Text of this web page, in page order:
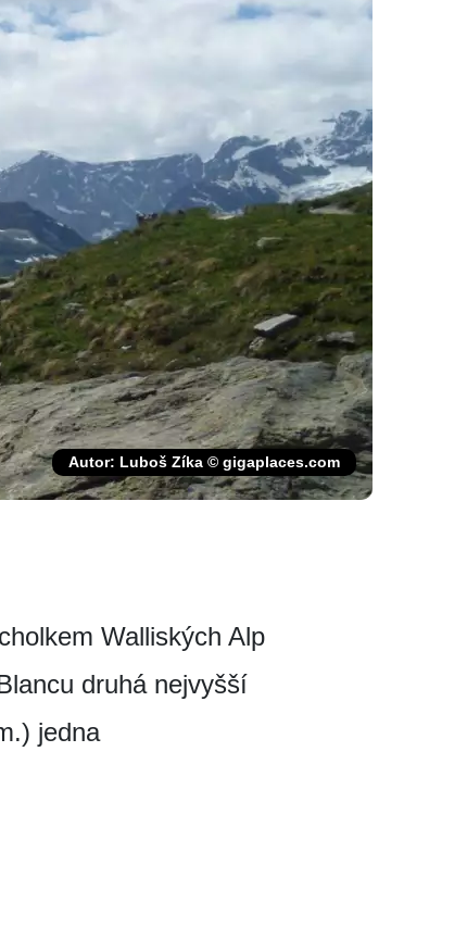
Autor: Luboš Zíka © gigaplaces.com
Walliských Alp
druhá nejvyšší
jedna